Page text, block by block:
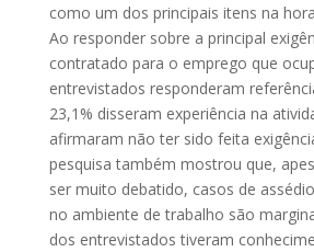
como um dos principais itens na
Ao responder sobre a principal
contratado para o emprego que
entrevistados responderam
23,1% disseram experiência na
afirmaram não ter sido feita
pesquisa também mostrou que,
ser muito debatido, casos de
no ambiente de trabalho são
dos entrevistados tiveram